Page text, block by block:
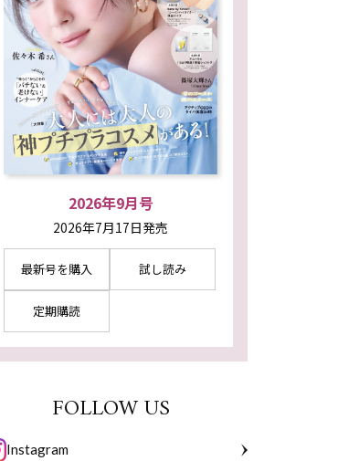
2026年9月号
2026年7月17日発売
最新号を購入 試し読み
定期購読
FOLLOW US
Instagram